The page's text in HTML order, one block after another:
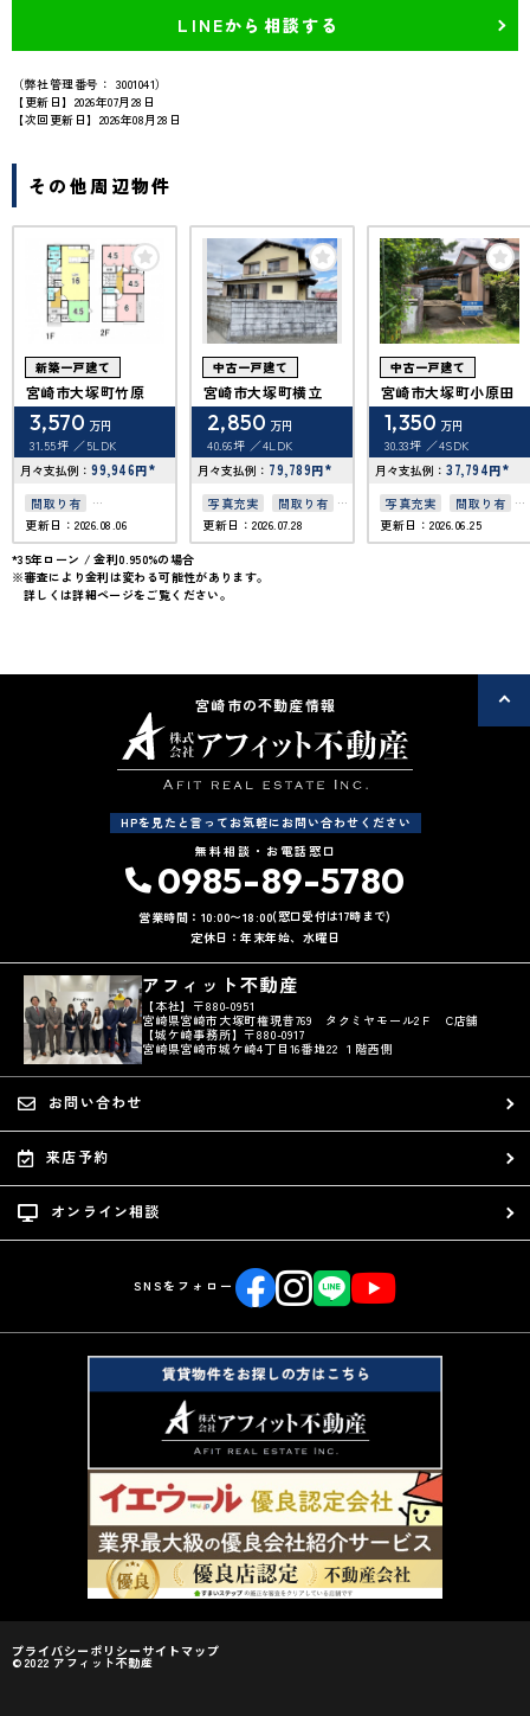
LINEから相談する
（弊社管理番号： 3001041）
【更新日】2026年07月28日
【次回更新日】2026年08月28日
その他周辺物件
新築一戸建て
宮崎市大塚町竹原
3,570 万円
31.55坪
5LDK
月々支払例： 99,946円*
間取り有
駐車場2台可
4LDK以上
駐車場１台無料
上下水道完備
更新日：2026.08.06
中古一戸建て
宮崎市大塚町横立
2,850 万円
40.66坪
4LDK
月々支払例： 79,789円*
写真充実
間取り有
50坪以上
更新日：2026.07.28
中古一戸建て
宮崎市大塚町小原田
1,350 万円
30.33坪
4SDK
月々支払例： 37,794円*
写真充実
間取り有
50坪以上
更新日：2026.06.25
*35年ローン / 金利0.950%の場合
※審査により金利は変わる可能性があります。
詳しくは詳細ページをご覧ください。
宮崎市の不動産情報
HPを見たと言ってお気軽にお問い合わせください
無料相談・お電話窓口
0985-89-5780
営業時間：10:00〜18:00(窓口受付は17時まで)
定休日：年末年始、水曜日
アフィット不動産
【本社】〒880-0951
宮崎県宮崎市大塚町権現昔769 タクミヤモール2Ｆ C店舗
【城ケ崎事務所】〒880-0917
宮崎県宮崎市城ケ崎4丁目16番地22 １階西側
お問い合わせ
来店予約
オンライン相談
SNSをフォロー
プライバシーポリシー サイトマップ
©2022 アフィット不動産